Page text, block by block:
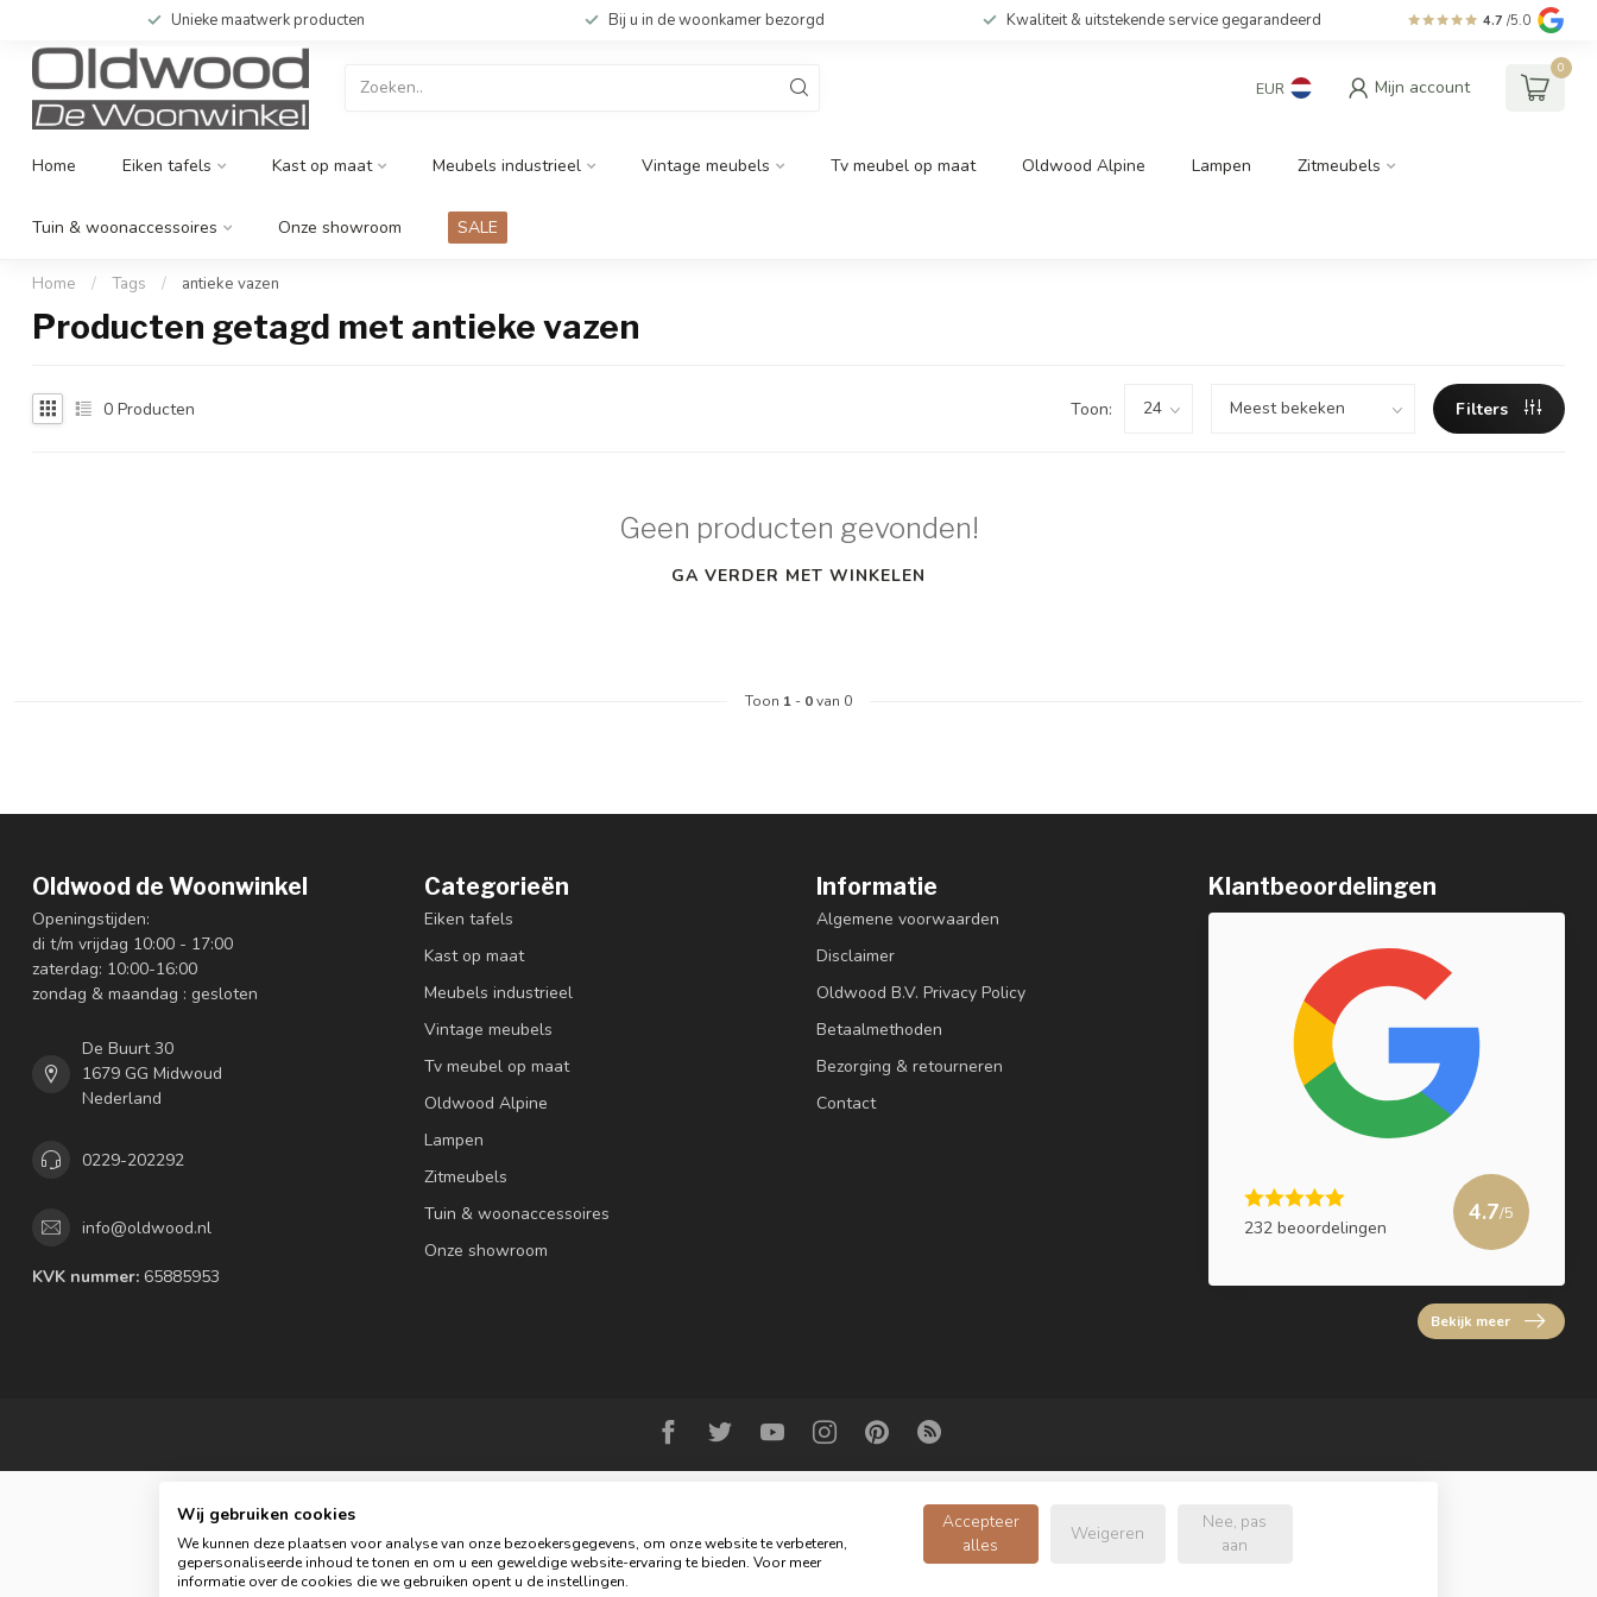
Unieke maatwerk producten Bij u in de woonkamer bezorgd Kwaliteit & uitstekende service gegarandeerd 4.7 /5.0
EUR Mijn account
0
Home Eiken tafels Kast op maat Meubels industrieel Vintage meubels Tv meubel op maat Oldwood Alpine Lampen Zitmeubels
Tuin & woonaccessoires Onze showroom SALE
Home / Tags / antieke vazen
Producten getagd met antieke vazen
0 Producten Toon: Filters
Geen producten gevonden!
GA VERDER MET WINKELEN
Toon 1 - 0van 0
Oldwood de Woonwinkel
Openingstijden:
di t/m vrijdag 10:00 - 17:00
zaterdag: 10:00-16:00
zondag & maandag : gesloten
De Buurt 30
1679 GG Midwoud
Nederland
0229-202292
info@oldwood.nl
KVK nummer: 65885953
Categorieën
Eiken tafels
Kast op maat
Meubels industrieel
Vintage meubels
Tv meubel op maat
Oldwood Alpine
Lampen
Zitmeubels
Tuin & woonaccessoires
Onze showroom
Informatie
Algemene voorwaarden
Disclaimer
Oldwood B.V. Privacy Policy
Betaalmethoden
Bezorging & retourneren
Contact
Klantbeoordelingen
232 beoordelingen
4.7/5
Bekijk meer
© Copyright 2026 Oldwood de Woonwinkel - Powered by
Wij gebruiken cookies
We kunnen deze plaatsen voor analyse van onze bezoekersgegevens, om onze website te verbeteren,
gepersonaliseerde inhoud te tonen en om u een geweldige website-ervaring te bieden. Voor meer
informatie over de cookies die we gebruiken opent u de instellingen.
Accepteer
alles
Weigeren
Nee, pas
aan